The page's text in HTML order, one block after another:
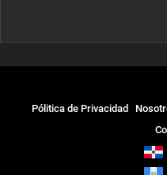
Pólitica de Privacidad